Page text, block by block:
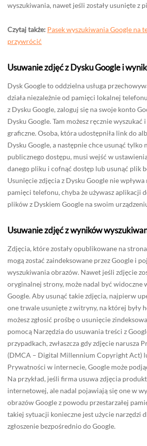
wyszukiwania, nawet jeśli zostały usunięte z
Czytaj także: Pasek wyszukiwania Google na
przywrócić
Usuwanie zdjęć z Dysku Google i
Dysk Google to oddzielna usługa
działa niezależnie od pamięci lokalnej
z Dysku Google, zaloguj się na swoje konto
Dysku Google. Tam możesz ręcznie
graficzne. Osoba, która udostępniła link do
Dysku Google, a następnie chce usunąć tylko
publicznego dostępu, musi wejść w
danego pliku i cofnąć dostęp lub usunąć plik
Usunięcie zdjęcia z Dysku Google nie
pamięci telefonu, chyba że używasz aplikacji
plików z Dyskiem Google na swoim
Usuwanie zdjęć z wyników
Zdjęcia, które zostały opublikowane na
mogą zostać zaindeksowane przez Google i
wyszukiwania obrazów. Nawet jeśli zdjęcie
oryginalnej strony, może nadal być widoczne
Google. Aby usunąć takie zdjęcia, najpierw
one trwale usunięte z witryny, na której były
możesz zgłosić prośbę o usunięcie
pomocą Narzędzia do usuwania treści z
przypadkach, zwłaszcza gdy zdjęcie narusza
(DMCA – Digital Millennium Copyright Act)
Prywatności w internecie, Google może
Na przykład, jeśli firma usuwa zdjęcia
internetowej, ale nadal pojawiają się one w
obrazów Google z powodu przestarzałej
takiej sytuacji konieczne jest użycie narzędzi
zgłoszenie bezpośrednio do Google.